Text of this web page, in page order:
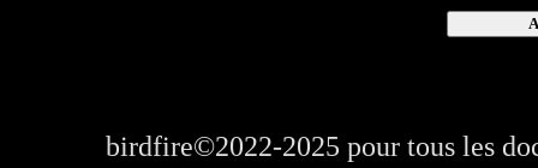
birdfire©2022-2025 pour tous les